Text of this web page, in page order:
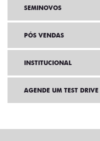
SEMINOVOS
PÓS VENDAS
INSTITUCIONAL
AGENDE UM TEST DRIVE